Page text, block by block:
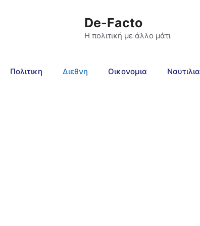
De-Facto
Η πολιτική με άλλο μάτι
Πολιτικη Διεθνη Οικονομια Ναυτιλια